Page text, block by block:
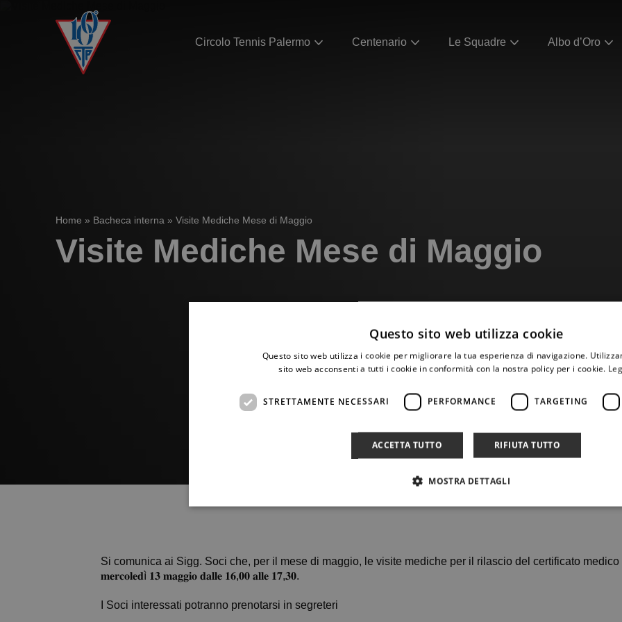
Circolo Tennis Palermo Centenario Le Squadre Albo d’Oro
Home » Bacheca interna » Visite Mediche Mese di Maggio
Visite Mediche Mese di Maggio
Si comunica ai Sigg. Soci che, per il mese di maggio, le visite mediche per il rilascio del certificato
𝐦𝐞𝐫𝐜𝐨𝐥𝐞𝐝ì 𝟏𝟑 𝐦𝐚𝐠𝐠𝐢𝐨 𝐝𝐚𝐥𝐥𝐞 𝟏𝟔,𝟎𝟎 𝐚𝐥𝐥𝐞 𝟏𝟕,𝟑𝟎.
I Soci interessati potranno prenotarsi in segreteri
Questo sito web utilizza cookie
Questo sito web utilizza i cookie per migliorare la tua esperienza di navigazione.
sito web acconsenti a tutti i cookie in conformità con la nostra policy per i cookie.
STRETTAMENTE NECESSARI PERFORMANCE TARGETING
ACCETTA TUTTO RIFIUTA TUTTO
MOSTRA DETTAGLI